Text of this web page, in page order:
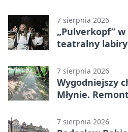
7 sierpnia 2026
„Pulverkopf”
teatralny
7 sierpnia 2026
Wygodniejszy
Młynie.
7 sierpnia 2026